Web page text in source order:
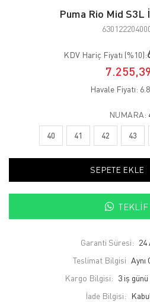
Puma Rio Mid S3L
KDV Hariç Fiyatı (%10):
Havale Fiyatı:
NUMARA:
40 41 42 43
SEPETE EKLE
TEKLIF
Garanti Süresi: 24
Teslimat Bilgisi Aynı
Kargo Bilgisi: 3 iş
İade Bilgisi: